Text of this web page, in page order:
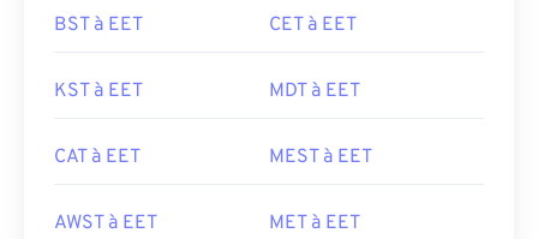
BST à EET CET à EET
KST à EET MDT à EET
CAT à EET MEST à EET
AWST à EET MET à EET